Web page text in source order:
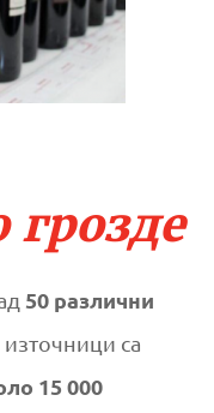
50 различни
източници са
15 000